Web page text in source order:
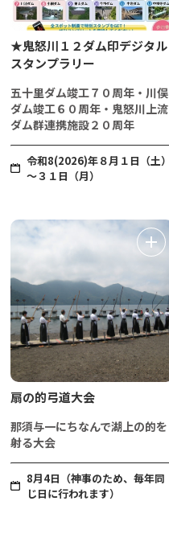
★鬼怒川１２ダム印デジタル
スタンプラリー
五十里ダム竣工７０周年・川俣
ダム竣工６０周年・鬼怒川上流
ダム群連携施設２０周年
令和8(2026)年８月１日（土）
～３１日（月）
扇の的弓道大会
那須与一にちなんで湖上の的を
射る大会
8月4日（神事のため、毎年同
じ日に行われます）